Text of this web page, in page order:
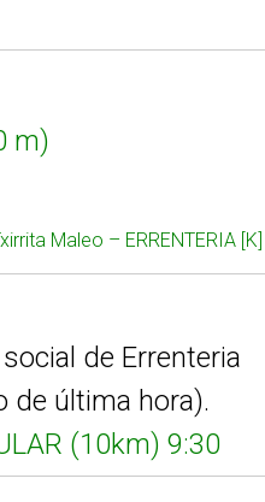
m)
Maleo – ERRENTERIA [K]
de Errenteria
de última hora).
(10km) 9:30